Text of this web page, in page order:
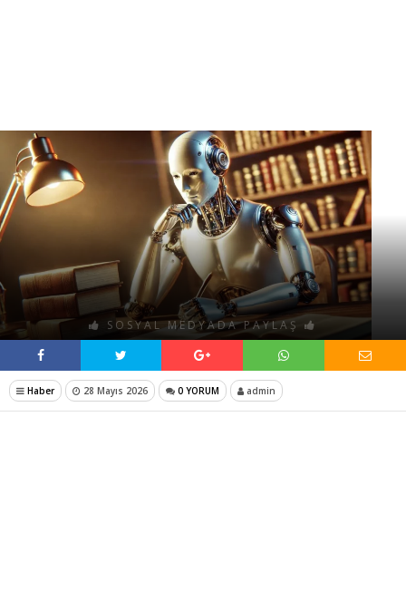
SOSYAL MEDYADA PAYLAŞ
Haber 28 Mayıs 2026 0 YORUM admin